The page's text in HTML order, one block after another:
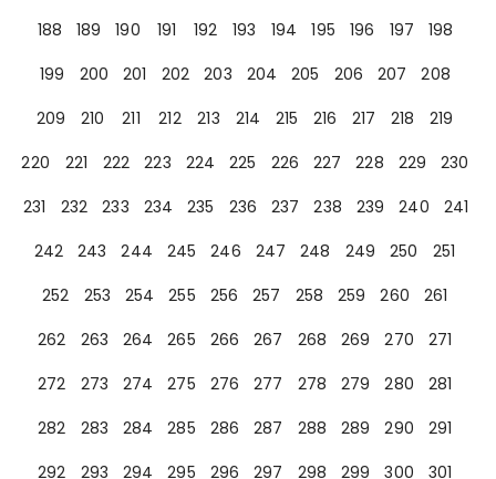
188
189 190 191 192 193 194 195 196 197
198
199
200 201 202 203 204 205 206 207
208
209
210 211 212 213 214 215 216 217 218
219
220
221 222 223 224 225 226 227 228 229
230
231
232 233 234 235 236 237 238 239 240
241
242
243 244 245 246 247 248 249 250
251
252
253 254 255 256 257 258 259 260
261
262
263 264 265 266 267 268 269 270
271
272
273 274 275 276 277 278 279 280
281
282
283 284 285 286 287 288 289 290
291
292
293 294 295 296 297 298 299 300 301